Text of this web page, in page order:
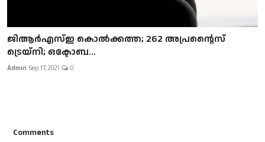
ജിആര്‍എസ്ഇ കൊല്‍ക്കത്ത; 262 അപ്രന്റൈസ്
ട്രെയ്നി; ഒക്ടോബ...
Admin Sep 17, 2021 0
Comments